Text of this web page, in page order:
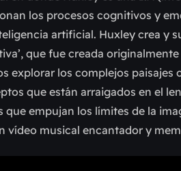
los procesos cognitivos y
artificial. Huxley crea y
que fue creada
explorar los complejos
que están arraigados en el
empujan los límites de la
vídeo musical encantador y